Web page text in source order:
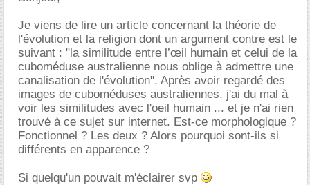
Je viens de lire un article concernant la théorie de
l'évolution et la religion dont un argument contre est le
suivant : "la similitude entre l’œil humain et celui de la
cuboméduse australienne nous oblige à admettre une
canalisation de l'évolution". Après avoir regardé des
images de cuboméduses australiennes, j'ai du mal à
voir les similitudes avec l'oeil humain ... et je n'ai rien
trouvé à ce sujet sur internet. Est-ce morphologique ?
Fonctionnel ? Les deux ? Alors pourquoi sont-ils si
différents en apparence ?
Si quelqu'un pouvait m'éclairer svp